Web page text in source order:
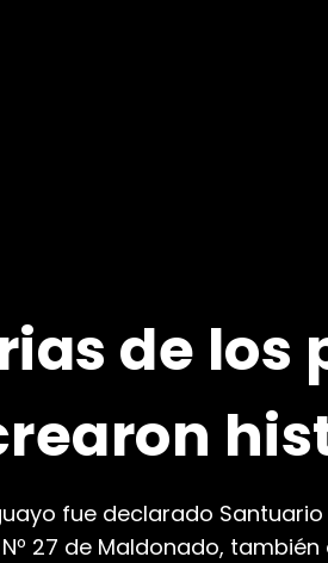
de los
fue declarado
27 de Maldonado,